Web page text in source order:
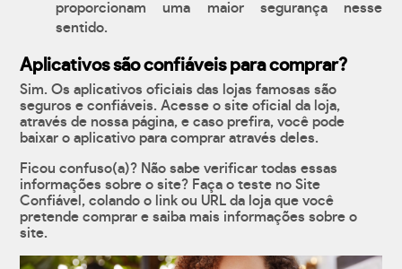
proporcionam uma maior segurança nesse
sentido.
Aplicativos são confiáveis para comprar?
Sim. Os aplicativos oficiais das lojas famosas são
seguros e confiáveis. Acesse o site oficial da loja,
através de nossa página, e caso prefira, você pode
baixar o aplicativo para comprar através deles.
Ficou confuso(a)? Não sabe verificar todas essas
informações sobre o site? Faça o teste no Site
Confiável, colando o link ou URL da loja que você
pretende comprar e saiba mais informações sobre o
site.